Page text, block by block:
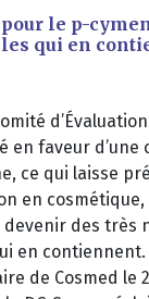
le p-
qui en
en faveur
ce qui laisse
en cosmétique,
des très
en contiennent.
de Cosmed le